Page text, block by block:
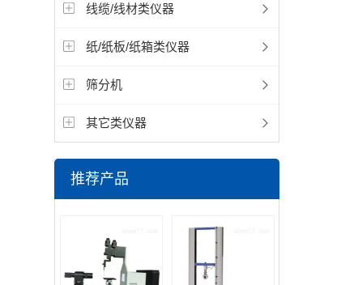
线缆/线材类仪器
纸/纸板/纸箱类仪器
筛分机
其它类仪器
推荐产品